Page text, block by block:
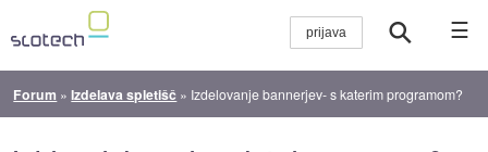
☰
Forum »Izdelava spletišč » Izdelovanje bannerjev- s katerim programom?